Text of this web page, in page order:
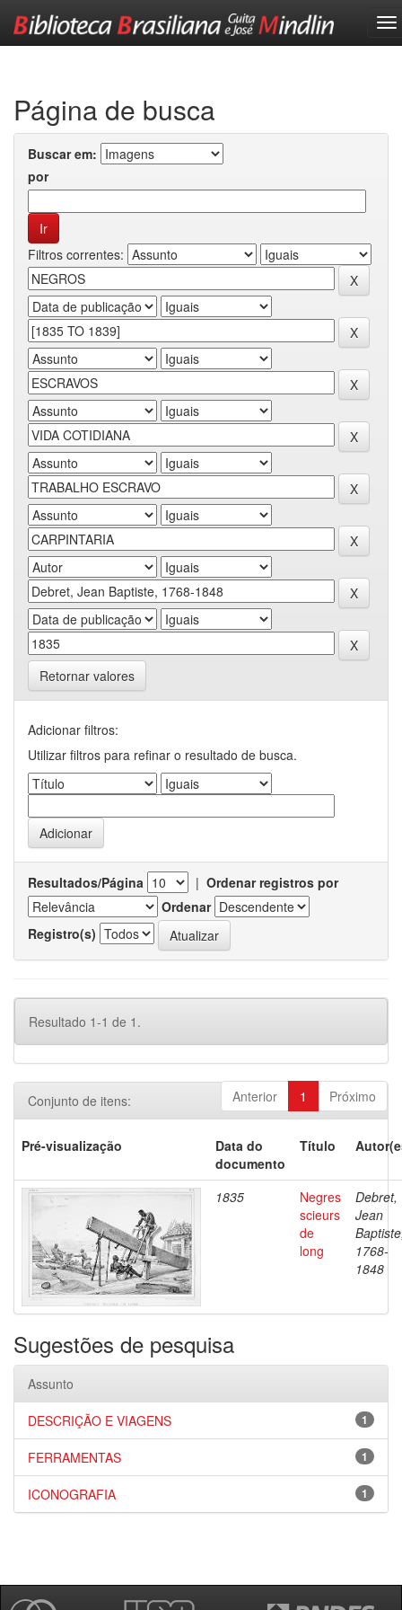
Página de busca
Buscar em:
por
Filtros correntes:
Retornar valores
Adicionar filtros:
Utilizar filtros para refinar o resultado de busca.
Resultados/Página | Ordenar registros por
Ordenar
Registro(s)
Resultado 1-1 de 1.
Anterior 1 Próximo
Conjunto de itens:
Pré-visualização
Data do
documento
Título
1835
Negres
scieurs
de
long
Debret,
Jean
1768-
1848
Sugestões de pesquisa
Assunto
1
DESCRIÇÃO E VIAGENS
1
FERRAMENTAS
1
ICONOGRAFIA